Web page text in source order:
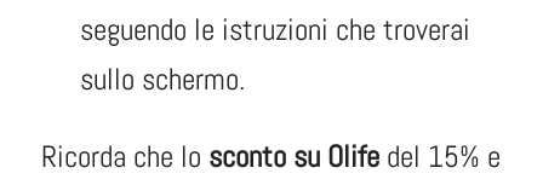
seguendo le istruzioni che troverai
sullo schermo.
Ricorda che lo sconto su Olifedel 15% e